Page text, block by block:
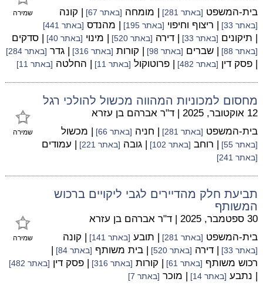
שמירה
בית-המשפט [באתר 281] | מומחה [באתר 67] | קונה
[באתר 33] | ריצוף וחיפוי [באתר 195] | מהנדס [באתר 441]
| תיקונים [באתר 33] | דירה [באתר 520] | מינוי [באתר 40] | סדקים
[באתר 88] | שברים [באתר 98] | קורות [באתר 316] | גדר [באתר 284]
| פסק דין [באתר 482] | פרוטוקול [באתר 11] | החלטה [באתר 11]
מחסום למכוניות המהווה מכשול להולכי רגל
שמירה
12 אוקטובר, 2025 | ד"ר אברהם בן עזרא
בית-המשפט [באתר 281] | חניה [באתר 66] | מכשול
[באתר 55] | רוחב [באתר 102] | גובה [באתר 221] | עמודים
[באתר 241]
תביעת חלק מהדיירים לגבי ליקויים ברכוש
המשותף
שמירה
30 ספטמבר, 2025 | ד"ר אברהם בן עזרא
בית-המשפט [באתר 281] | תובע [באתר 141] | קונה
[באתר 33] | דירה [באתר 520] | בית משותף [באתר 84]
|
רכוש משותף [באתר 61] | קורות [באתר 316] | פסק דין [באתר 482]
| נתבע [באתר 14] | מוכר [באתר 7]